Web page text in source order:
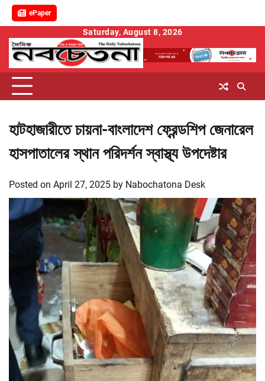
ePaper
content
Saturday, August 8, 2026
হাটহাজারীতে চায়না-বাংলাদেশ ফ্রেন্ডশিপ জেনারেল
হাসপাতালের স্থান পরিদর্শন স্বাস্থ্য উপদেষ্টার
Posted on April 27, 2025 by Nabochatona Desk